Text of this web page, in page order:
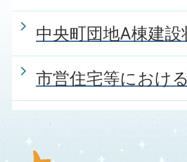
中央町団地A棟建
市営住宅等におけ